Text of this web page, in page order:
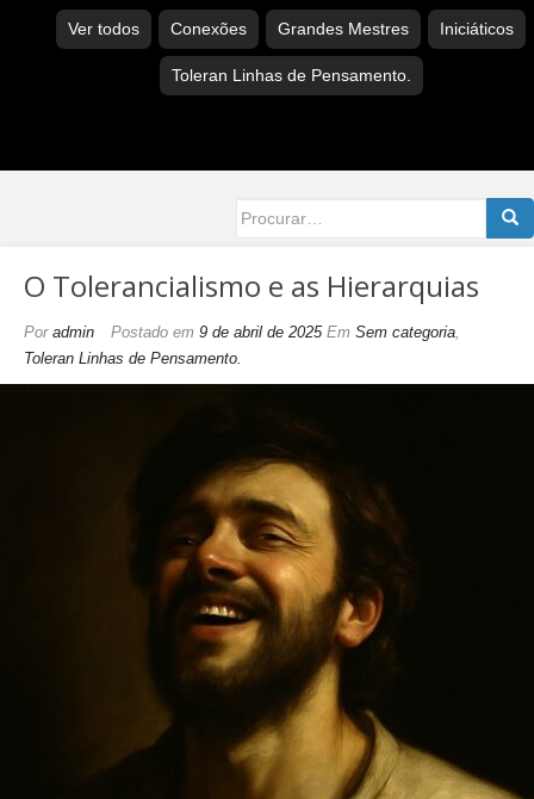
Ver todos Conexões Grandes Mestres Iniciáticos
Toleran Linhas de Pensamento.
for:
O Tolerancialismo e as Hierarquias
Por admin Postado em 9 de abril de 2025 Em Sem categoria,
Toleran Linhas de Pensamento.